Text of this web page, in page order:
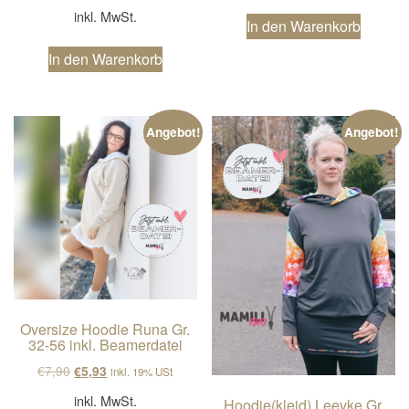
inkl. MwSt.
In den Warenkorb
In den Warenkorb
Angebot!
Oversize Hoodie Runa Gr.
32-56 inkl. Beamerdatei
€7,90Ursprünglicher Preis war: €7,90
€5,93 Aktueller Preis ist: €5,93.
inkl. 19% USt
inkl. MwSt.
Angebot!